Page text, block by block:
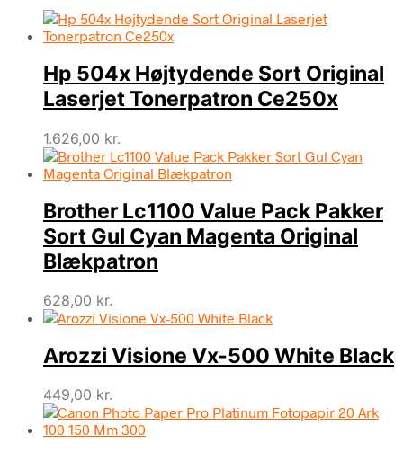
Hp 504x Højtydende Sort Original
Laserjet Tonerpatron Ce250x
1.626,00 kr.
Brother Lc1100 Value Pack Pakker
Sort Gul Cyan Magenta Original
Blækpatron
628,00 kr.
Arozzi Visione Vx-500 White Black
449,00 kr.